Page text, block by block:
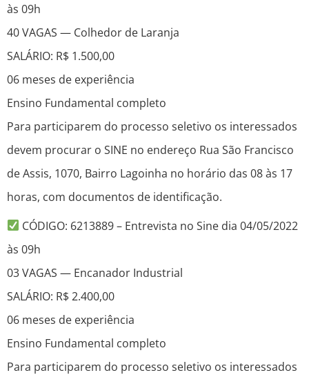
às 09h
40 VAGAS — Colhedor de Laranja
SALÁRIO: R$ 1.500,00
06 meses de experiência
Ensino Fundamental completo
Para participarem do processo seletivo os interessados
devem procurar o SINE no endereço Rua São Francisco
de Assis, 1070, Bairro Lagoinha no horário das 08 às 17
horas, com documentos de identificação.
CÓDIGO: 6213889 – Entrevista no Sine dia 04/05/2022
às 09h
03 VAGAS — Encanador Industrial
SALÁRIO: R$ 2.400,00
06 meses de experiência
Ensino Fundamental completo
Para participarem do processo seletivo os interessados